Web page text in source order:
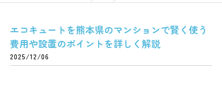
エコキュートを熊本県のマンションで賢く使う
費用や設置のポイントを詳しく解説
2025/12/06